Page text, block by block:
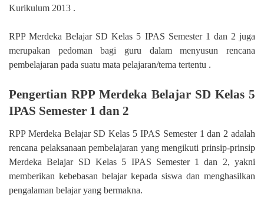
Kurikulum 2013 .
RPP Merdeka Belajar SD Kelas 5 IPAS Semester 1 dan 2 juga
merupakan pedoman bagi guru dalam menyusun rencana
pembelajaran pada suatu mata pelajaran/tema tertentu .
Pengertian RPP Merdeka Belajar SD Kelas 5
IPAS Semester 1 dan 2
RPP Merdeka Belajar SD Kelas 5 IPAS Semester 1 dan 2 adalah
rencana pelaksanaan pembelajaran yang mengikuti prinsip-prinsip
Merdeka Belajar SD Kelas 5 IPAS Semester 1 dan 2, yakni
memberikan kebebasan belajar kepada siswa dan menghasilkan
pengalaman belajar yang bermakna.